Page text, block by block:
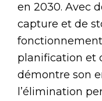
en 2030. Avec
capture et de
planification et
démontre son
l’élimination